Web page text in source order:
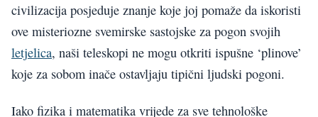
civilizacija posjeduje znanje koje joj pomaže da iskoristi
ove misteriozne svemirske sastojske za pogon svojih
letjelica, naši teleskopi ne mogu otkriti ispušne ‘plinove’
koje za sobom inače ostavljaju tipični ljudski pogoni.
Iako fizika i matematika vrijede za sve tehnološke